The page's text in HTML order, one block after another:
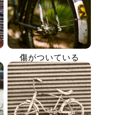
傷がついている